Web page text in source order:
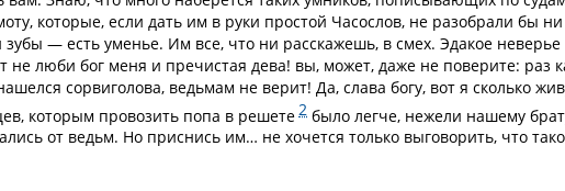
которые, если дать им в руки простой Часослов, не разобрали бы ни
— есть уменье. Им все, что ни расскажешь, в смех. Эдакое неверье
не люби бог меня и пречистая дева! вы, может, даже не поверите: раз
сорвиголова, ведьмам не верит! Да, слава богу, вот я сколько
которым провозить попа в решете 2 было легче, нежели нашему
от ведьм. Но приснись им… не хочется только выговорить, что